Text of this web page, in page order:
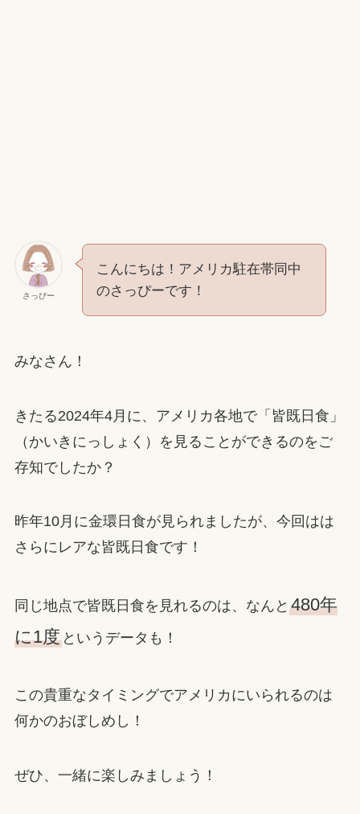
さっぴー
こんにちは！アメリカ駐在帯同中
のさっぴーです！
みなさん！
きたる2024年4月に、アメリカ各地で「皆既日食」
（かいきにっしょく）を見ることができるのをご
存知でしたか？
昨年10月に金環日食が見られましたが、今回はは
さらにレアな皆既日食です！
同じ地点で皆既日食を見れるのは、なんと 480年
に1度というデータも！
この貴重なタイミングでアメリカにいられるのは
何かのおぼしめし！
ぜひ、一緒に楽しみましょう！